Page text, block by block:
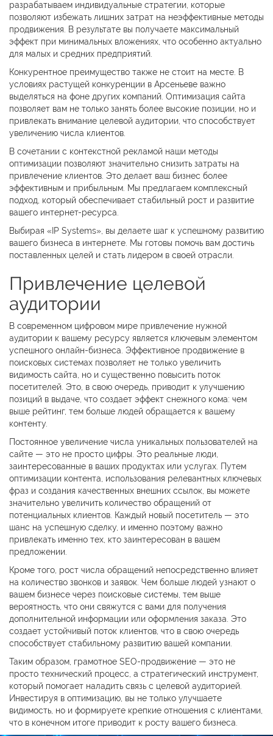
разрабатываем индивидуальные стратегии, которые
позволяют избежать лишних затрат на неэффективные методы
продвижения. В результате вы получаете максимальный
эффект при минимальных вложениях, что особенно актуально
для малых и средних предприятий.
Конкурентное преимущество также не стоит на месте. В
условиях растущей конкуренции в Арсеньеве важно
выделяться на фоне других компаний. Оптимизация сайта
позволяет вам не только занять более высокие позиции, но и
привлекать внимание целевой аудитории, что способствует
увеличению числа клиентов.
В сочетании с контекстной рекламой наши методы
оптимизации позволяют значительно снизить затраты на
привлечение клиентов. Это делает ваш бизнес более
эффективным и прибыльным. Мы предлагаем комплексный
подход, который обеспечивает стабильный рост и развитие
вашего интернет-ресурса.
Выбирая «IP Systems», вы делаете шаг к успешному развитию
вашего бизнеса в интернете. Мы готовы помочь вам достичь
поставленных целей и стать лидером в своей отрасли.
Привлечение целевой
аудитории
В современном цифровом мире привлечение нужной
аудитории к вашему ресурсу является ключевым элементом
успешного онлайн-бизнеса. Эффективное продвижение в
поисковых системах позволяет не только увеличить
видимость сайта, но и существенно повысить поток
посетителей. Это, в свою очередь, приводит к улучшению
позиций в выдаче, что создает эффект снежного кома: чем
выше рейтинг, тем больше людей обращается к вашему
контенту.
Постоянное увеличение числа уникальных пользователей на
сайте — это не просто цифры. Это реальные люди,
заинтересованные в ваших продуктах или услугах. Путем
оптимизации контента, использования релевантных ключевых
фраз и создания качественных внешних ссылок, вы можете
значительно увеличить количество обращений от
потенциальных клиентов. Каждый новый посетитель — это
шанс на успешную сделку, и именно поэтому важно
привлекать именно тех, кто заинтересован в вашем
предложении.
Кроме того, рост числа обращений непосредственно влияет
на количество звонков и заявок. Чем больше людей узнают о
вашем бизнесе через поисковые системы, тем выше
вероятность, что они свяжутся с вами для получения
дополнительной информации или оформления заказа. Это
создает устойчивый поток клиентов, что в свою очередь
способствует стабильному развитию вашей компании.
Таким образом, грамотное SEO-продвижение — это не
просто технический процесс, а стратегический инструмент,
который помогает наладить связь с целевой аудиторией.
Инвестируя в оптимизацию, вы не только улучшаете
видимость, но и формируете крепкие отношения с клиентами,
что в конечном итоге приводит к росту вашего бизнеса.